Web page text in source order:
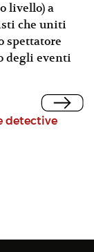
livello) a
che uniti
spettatore
degli eventi
detective